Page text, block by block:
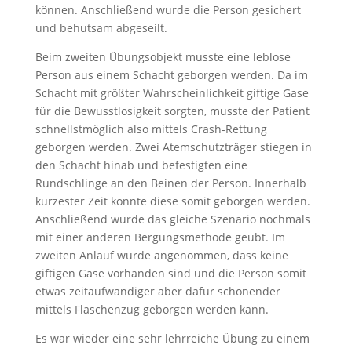
können. Anschließend wurde die Person gesichert
und behutsam abgeseilt.
Beim zweiten Übungsobjekt musste eine leblose
Person aus einem Schacht geborgen werden. Da im
Schacht mit größter Wahrscheinlichkeit giftige Gase
für die Bewusstlosigkeit sorgten, musste der Patient
schnellstmöglich also mittels Crash-Rettung
geborgen werden. Zwei Atemschutzträger stiegen in
den Schacht hinab und befestigten eine
Rundschlinge an den Beinen der Person. Innerhalb
kürzester Zeit konnte diese somit geborgen werden.
Anschließend wurde das gleiche Szenario nochmals
mit einer anderen Bergungsmethode geübt. Im
zweiten Anlauf wurde angenommen, dass keine
giftigen Gase vorhanden sind und die Person somit
etwas zeitaufwändiger aber dafür schonender
mittels Flaschenzug geborgen werden kann.
Es war wieder eine sehr lehrreiche Übung zu einem